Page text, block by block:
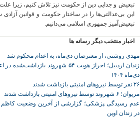
تبعیض و جدایی دین از حکومت نیز تلاش کنیم، زیرا
این بی‌عدالتی‌ها را در ساختار حکومت و قوانین آزادی
تبعیض‌آمیز جمهوری اسلامی می‌دانیم.
اخبار منتخب دیگر رسانه ها
مهدی روشنی، از معترضان دی‌ماه، به اعدام محکوم شد
زندان اردبیل؛ احراز هویت ۵۴ شهروند
دی‌ماه ۱۴۰۴
۲۶ نفر توسط نیروهای امنیتی بازداشت شدند
مریوان؛ ۶ شهروند توسط نیروهای امنیتی بازداشت شدند
عدم رسیدگی پزشکی؛ گزارشی از آخرین وضعیت کاظم
در زندان اوین